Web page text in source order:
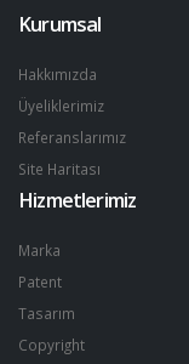
Kurumsal
Hakkımızda
Üyeliklerimiz
Referanslarımız
Site Haritası
Hizmetlerimiz
Marka
Patent
Tasarım
Copyright